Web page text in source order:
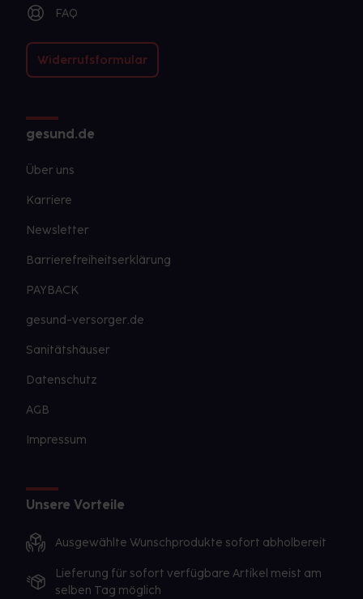
FAQ
Widerrufsformular
gesund.de
Über uns
Karriere
Newsletter
Barrierefreiheitserklärung
PAYBACK
gesund-versorger.de
Sanitätshäuser
Datenschutz
AGB
Impressum
Unsere Vorteile
Ausgewählte Wunschprodukte sofort abholbereit
Lieferung für sofort verfügbare Artikel meist am
selben Tag möglich